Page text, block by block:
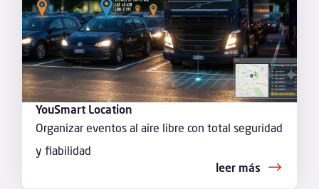
YouSmart Location
Organizar eventos al aire libre con total seguridad
y fiabilidad
leer más